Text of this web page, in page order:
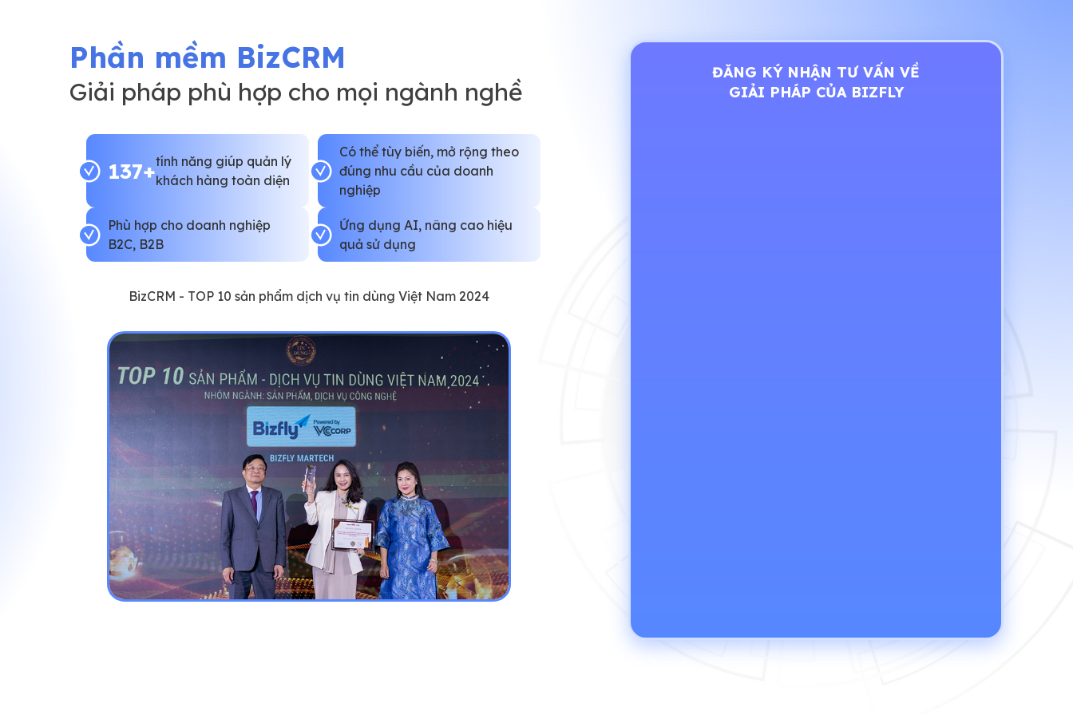
Phần mềm BizCRM
Giải pháp phù hợp cho mọi ngành nghề
137+tính năng giúp quản lý
khách hàng toàn diện
Có thể tùy biến, mở rộng theo
đúng nhu cầu của doanh
nghiệp
Phù hợp cho doanh nghiệp
B2C, B2B
Ứng dụng AI, nâng cao hiệu
quả sử dụng
BizCRM - TOP 10 sản phẩm dịch vụ tin dùng Việt Nam 2024
ĐĂNG KÝ NHẬN TƯ VẤN VỀ
GIẢI PHÁP CỦA BIZFLY